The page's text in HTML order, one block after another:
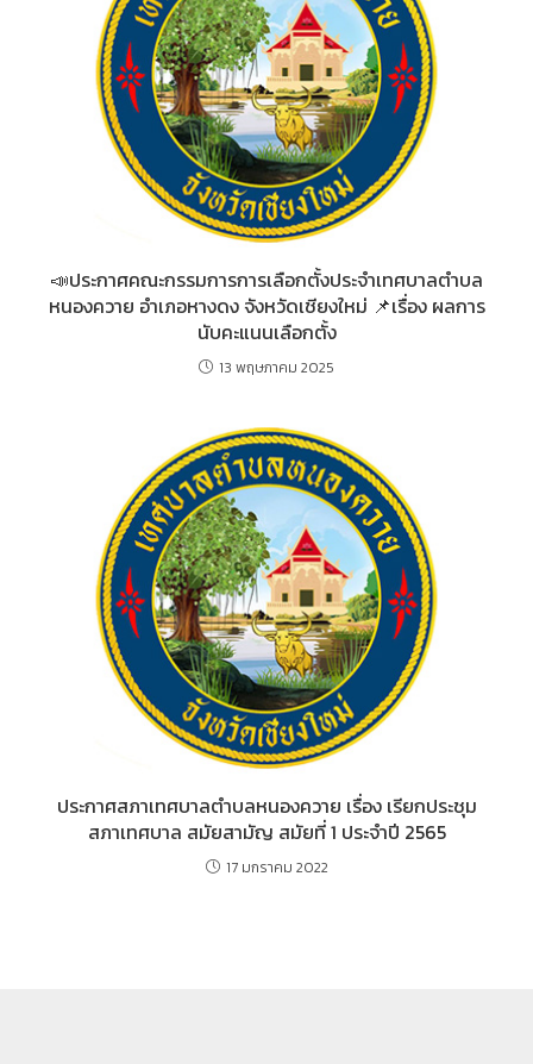
📣ประกาศคณะกรรมการการเลือกตั้งประจำเทศบาลตำบล
หนองควาย อำเภอหางดง จังหวัดเชียงใหม่ 📌เรื่อง ผลการ
นับคะแนนเลือกตั้ง
13 พฤษภาคม 2025
ประกาศสภาเทศบาลตำบลหนองควาย เรื่อง เรียกประชุม
สภาเทศบาล สมัยสามัญ สมัยที่ 1 ประจำปี 2565
17 มกราคม 2022